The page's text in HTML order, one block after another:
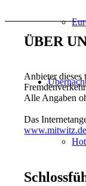
ÜBER
Anbieter dieses
Alle Angaben
Das
www.mitwitz.de